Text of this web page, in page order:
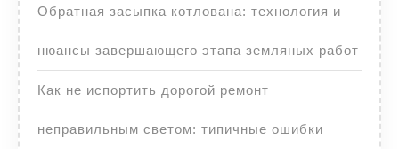
Обратная засыпка котлована: технология и
нюансы завершающего этапа земляных работ
Как не испортить дорогой ремонт
неправильным светом: типичные ошибки